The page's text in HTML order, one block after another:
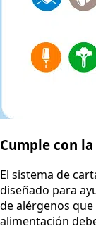
Cumple con
El sistema de
diseñado para
de alérgenos
alimentación